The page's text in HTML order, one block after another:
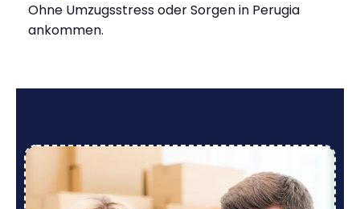
Ohne Umzugsstress oder Sorgen in Perugia
ankommen.